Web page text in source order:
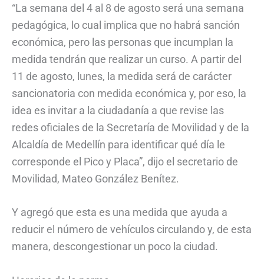
“La semana del 4 al 8 de agosto será una semana
pedagógica, lo cual implica que no habrá sanción
económica, pero las personas que incumplan la
medida tendrán que realizar un curso. A partir del
11 de agosto, lunes, la medida será de carácter
sancionatoria con medida económica y, por eso, la
idea es invitar a la ciudadanía a que revise las
redes oficiales de la Secretaría de Movilidad y de la
Alcaldía de Medellín para identificar qué día le
corresponde el Pico y Placa”, dijo el secretario de
Movilidad, Mateo González Benítez.
Y agregó que esta es una medida que ayuda a
reducir el número de vehículos circulando y, de esta
manera, descongestionar un poco la ciudad.